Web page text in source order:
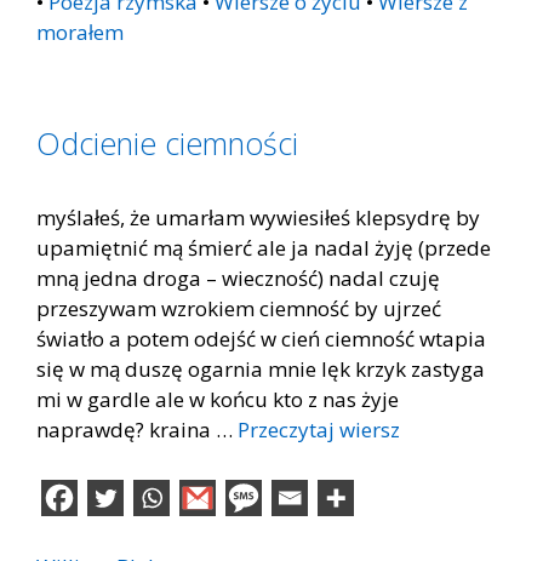
morałem
Odcienie ciemności
myślałeś, że umarłam wywiesiłeś klepsydrę by
upamiętnić mą śmierć ale ja nadal żyję (przede
mną jedna droga – wieczność) nadal czuję
przeszywam wzrokiem ciemność by ujrzeć
światło a potem odejść w cień ciemność wtapia
się w mą duszę ogarnia mnie lęk krzyk zastyga
mi w gardle ale w końcu kto z nas żyje
naprawdę? kraina … Przeczytaj wiersz